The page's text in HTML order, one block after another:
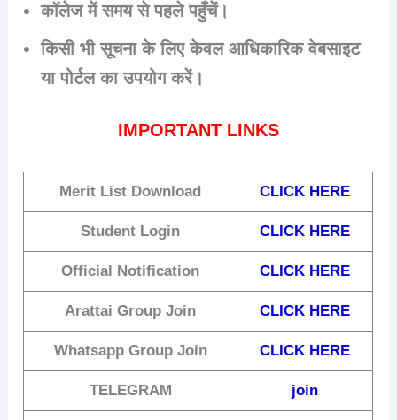
कॉलेज में समय से पहले पहुँचें।
किसी भी सूचना के लिए केवल आधिकारिक वेबसाइट
या पोर्टल का उपयोग करें।
IMPORTANT LINKS
Merit List Download CLICK HERE
Student Login CLICK HERE
Official Notification CLICK HERE
Arattai Group Join CLICK HERE
Whatsapp Group Join CLICK HERE
TELEGRAM join